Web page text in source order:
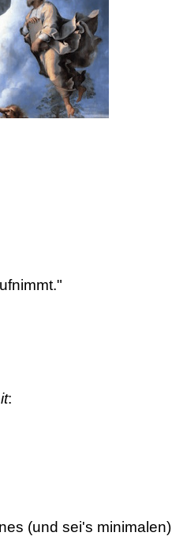
:
(und sei's minimalen)